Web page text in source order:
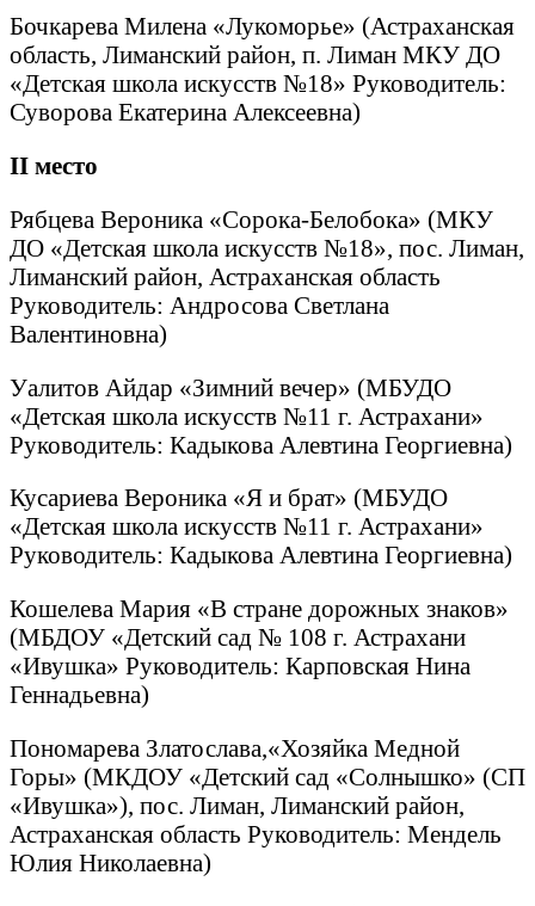
Бочкарева Милена «Лукоморье» (Астраханская
область, Лиманский район, п. Лиман МКУ ДО
«Детская школа искусств №18» Руководитель:
Суворова Екатерина Алексеевна)
II место
Рябцева Вероника «Сорока-Белобока» (МКУ
ДО «Детская школа искусств №18», пос. Лиман,
Лиманский район, Астраханская область
Руководитель: Андросова Светлана
Валентиновна)
Уалитов Айдар «Зимний вечер» (МБУДО
«Детская школа искусств №11 г. Астрахани»
Руководитель: Кадыкова Алевтина Георгиевна)
Кусариева Вероника «Я и брат» (МБУДО
«Детская школа искусств №11 г. Астрахани»
Руководитель: Кадыкова Алевтина Георгиевна)
Кошелева Мария «В стране дорожных знаков»
(МБДОУ «Детский сад № 108 г. Астрахани
«Ивушка» Руководитель: Карповская Нина
Геннадьевна)
Пономарева Златослава,«Хозяйка Медной
Горы» (МКДОУ «Детский сад «Солнышко» (СП
«Ивушка»), пос. Лиман, Лиманский район,
Астраханская область Руководитель: Мендель
Юлия Николаевна)